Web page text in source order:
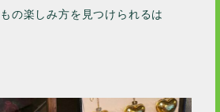
の楽しみ方を見つけられるは